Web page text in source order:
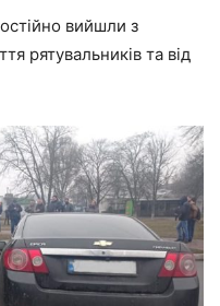
вийшли з
рятувальників та від